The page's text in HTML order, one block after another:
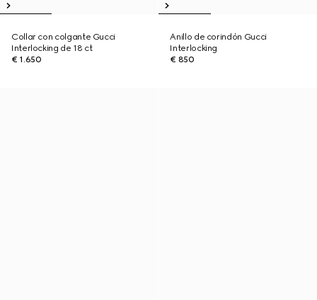
Collar con colgante Gucci
Interlocking de 18 ct
€ 1.650
Anillo de corindón Gucci
Interlocking
€ 850